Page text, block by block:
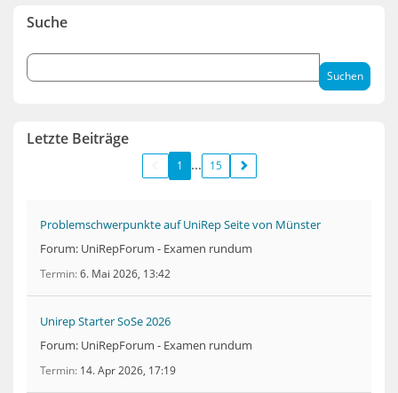
Suche
Letzte Beiträge
1 15
Problemschwerpunkte auf UniRep Seite von Münster
Forum: UniRepForum - Examen rundum
Termin 6. Mai 2026, 13:42
Unirep Starter SoSe 2026
Forum: UniRepForum - Examen rundum
Termin 14. Apr 2026, 17:19